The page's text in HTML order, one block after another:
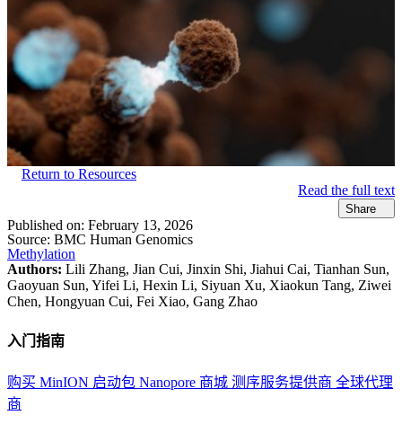
Return to Resources
Read the full text
Share
Published on: February 13, 2026
Source: BMC Human Genomics
Methylation
Authors: Lili Zhang, Jian Cui, Jinxin Shi, Jiahui Cai, Tianhan Sun,
Gaoyuan Sun, Yifei Li, Hexin Li, Siyuan Xu, Xiaokun Tang, Ziwei
Chen, Hongyuan Cui, Fei Xiao, Gang Zhao
入门指南
购买 MinION 启动包 Nanopore 商城 测序服务提供商 全球代理
商